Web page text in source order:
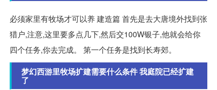
必须家里有牧场才可以养 建造篇 首先是去大唐境外找到张
猎户,注意,这里要多点几下,然后交100W银子,他就会给你
四个任务,你去完成。 第一个任务是找到长寿郊。
梦幻西游里牧场扩建需要什么条件 我庭院已经扩建
了